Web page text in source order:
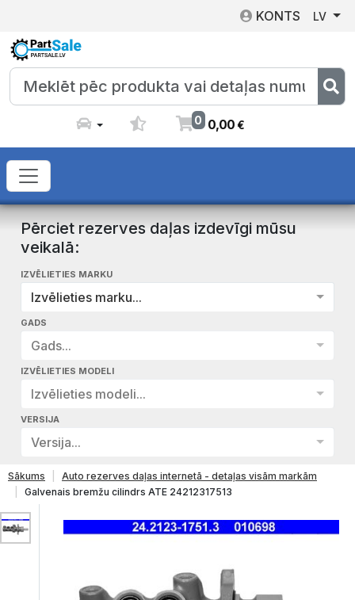
KONTS LV
0 0,00€
Pērciet rezerves daļas izdevīgi mūsu
veikalā:
IZVĒLIETIES MARKU
Izvēlieties marku...
GADS
Gads...
IZVĒLIETIES MODELI
Izvēlieties modeli...
VERSIJA
Versija...
Sākums
Auto rezerves daļas internetā - detaļas visām markām
Galvenais bremžu cilindrs ATE 24212317513